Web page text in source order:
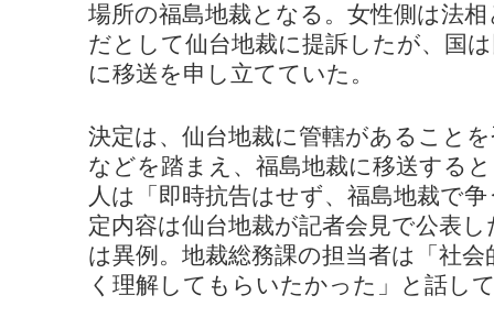
場所の福島地裁となる。女性側は法
だとして仙台地裁に提訴したが、国
に移送を申し立てていた。
決定は、仙台地裁に管轄があること
などを踏まえ、福島地裁に移送する
人は「即時抗告はせず、福島地裁で
定内容は仙台地裁が記者会見で公表
は異例。地裁総務課の担当者は「社
く理解してもらいたかった」と話し